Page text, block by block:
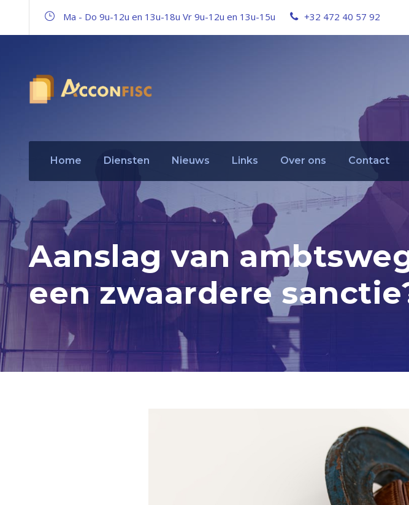
Ma - Do 9u-12u en 13u-18u Vr 9u-12u en 13u-15u +32 472 40 57 92
Home Diensten Nieuws Links Over ons Contact
Aanslag van
een zwaardere